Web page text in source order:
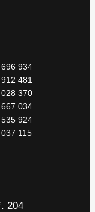
934
481
370
034
924
115
204